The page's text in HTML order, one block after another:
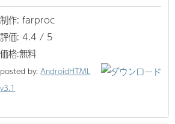
制作: farproc
評価: 4.4 / 5
価格:無料
posted by:AndroidHTML
v3.1